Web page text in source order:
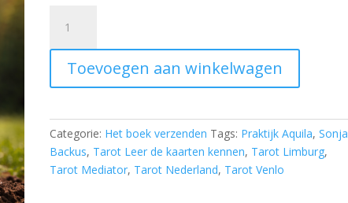
TAROT-
Leer
(leg)patronen
kennen
Nederland
incl.
verzending
hoeveelheid
Toevoegen aan winkelwagen
Categorie: Het boek verzenden Tags: Praktijk Aquila,Sonja
Backus, Tarot Leer de kaarten kennen, Tarot Limburg,
Tarot Mediator, Tarot Nederland, Tarot Venlo